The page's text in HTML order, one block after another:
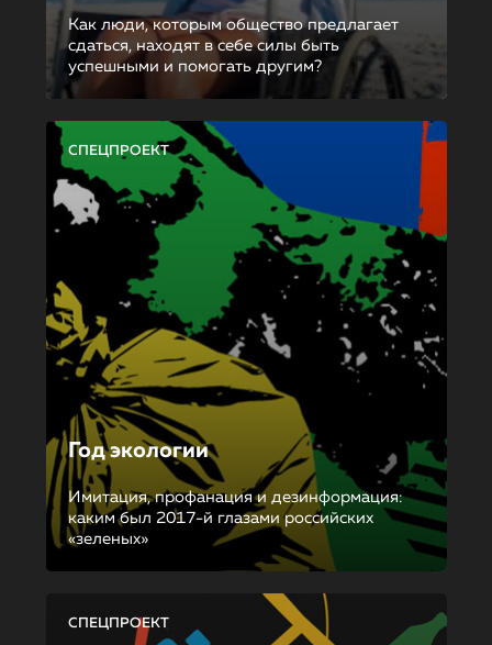
Как люди, которым общество предлагает
сдаться, находят в себе силы быть
успешными и помогать другим?
СПЕЦПРОЕКТ
Год экологии
Имитация, профанация и дезинформация:
каким был 2017-й глазами российских
«зеленых»
СПЕЦПРОЕКТ